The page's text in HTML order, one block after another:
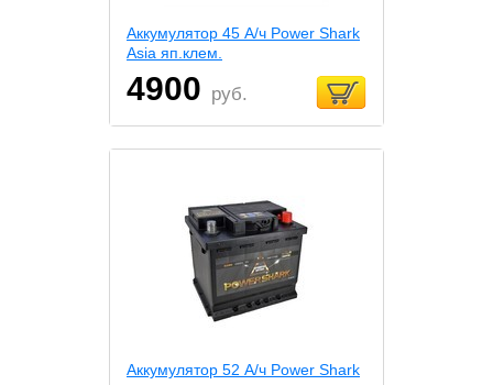
Аккумулятор 45 А/ч Power Shark
Asia яп.клем.
4900 руб.
Аккумулятор 52 А/ч Power Shark